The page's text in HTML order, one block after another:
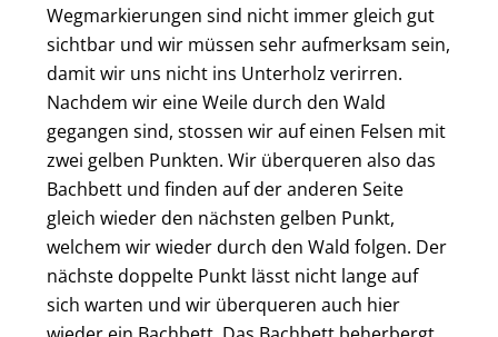
Wegmarkierungen sind nicht immer gleich gut
sichtbar und wir müssen sehr aufmerksam sein,
damit wir uns nicht ins Unterholz verirren.
Nachdem wir eine Weile durch den Wald
gegangen sind, stossen wir auf einen Felsen mit
zwei gelben Punkten. Wir überqueren also das
Bachbett und finden auf der anderen Seite
gleich wieder den nächsten gelben Punkt,
welchem wir wieder durch den Wald folgen. Der
nächste doppelte Punkt lässt nicht lange auf
sich warten und wir überqueren auch hier